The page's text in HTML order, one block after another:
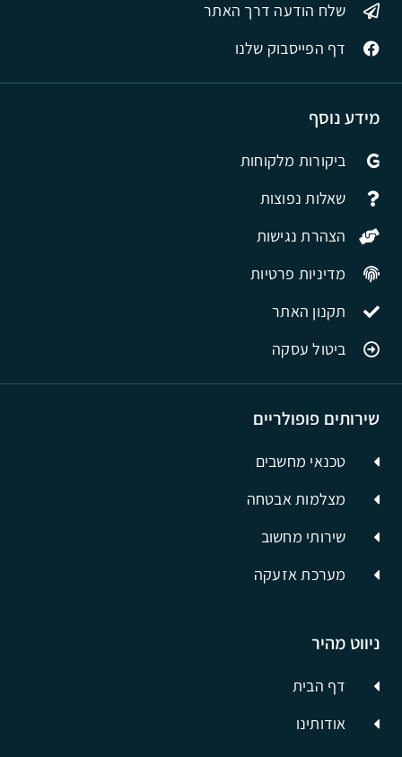
ניווט מהיר
דף הבית
אודותינו
שירותים פופולריים
טכנאי מחשבים
מצלמות אבטחה
שירותי מחשוב
מערכת אזעקה
מידע נוסף
ביקורות מלקוחות
שאלות נפוצות
הצהרת נגישות
מדיניות פרטיות
תקנון האתר
ביטול עסקה
שלח הודעה דרך האתר
דף הפייסבוק שלנו